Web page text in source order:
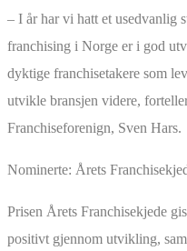
– I år har vi hatt et usedvanlig
franchising i Norge er i god
dyktige franchisetakere som
utvikle bransjen videre,
Franchiseforenign, Sven Hars.
Nominerte: Årets
Prisen Årets Franchisekjede
positivt gjennom utvikling,